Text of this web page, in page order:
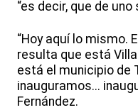
“es decir, que de uno
“Hoy aquí lo mismo.
resulta que está
está el municipio de
inauguramos...
Fernández.